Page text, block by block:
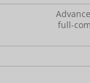
full-